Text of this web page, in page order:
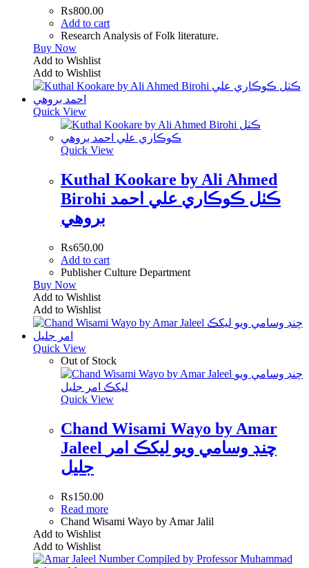
₨800.00
Add to cart
Research Analysis of Folk literature.
Buy Now
Add to Wishlist
Add to Wishlist
Quick View
Quick View
Kuthal Kookare by Ali Ahmed
Birohi ڪٺل ڪوڪاري علي احمد
بروھي
₨650.00
Add to cart
Publisher Culture Department
Buy Now
Add to Wishlist
Add to Wishlist
Quick View
Out of Stock
Quick View
Chand Wisami Wayo by Amar
Jaleel چنڊ وسامي ويو ليکڪ امر
جليل
₨150.00
Read more
Chand Wisami Wayo by Amar Jalil
Add to Wishlist
Add to Wishlist